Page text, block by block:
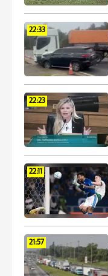
22:33
22:23
22:11
21:57